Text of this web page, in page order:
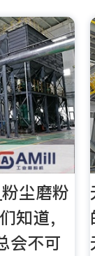
尘磨粉
知道，
会不可